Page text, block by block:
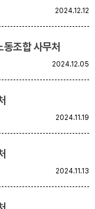
2024.12.12
조합 사무처
2024.12.05
2024.11.19
2024.11.13